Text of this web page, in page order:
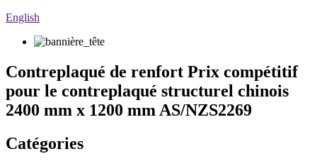
English
Contreplaqué de renfort Prix compétitif
pour le contreplaqué structurel chinois
2400 mm x 1200 mm AS/NZS2269
Catégories